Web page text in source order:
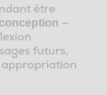
être
—
futurs,
appropriation